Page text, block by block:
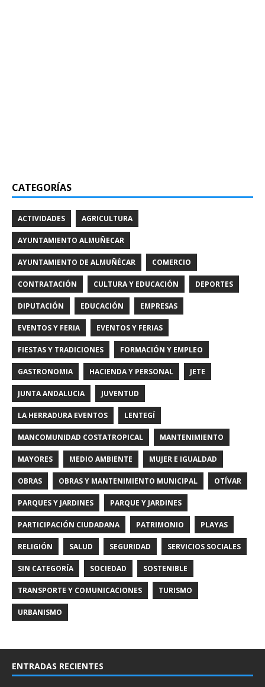
CATEGORÍAS
ACTIVIDADES AGRICULTURA
AYUNTAMIENTO ALMUÑECAR
AYUNTAMIENTO DE ALMUÑÉCAR COMERCIO
CONTRATACIÓN CULTURA Y EDUCACIÓN DEPORTES
DIPUTACIÓN EDUCACIÓN EMPRESAS
EVENTOS Y FERIA EVENTOS Y FERIAS
FIESTAS Y TRADICIONES FORMACIÓN Y EMPLEO
GASTRONOMIA HACIENDA Y PERSONAL JETE
JUNTA ANDALUCIA JUVENTUD
LA HERRADURA EVENTOS LENTEGÍ
MANCOMUNIDAD COSTATROPICAL MANTENIMIENTO
MAYORES MEDIO AMBIENTE MUJER E IGUALDAD
OBRAS OBRAS Y MANTENIMIENTO MUNICIPAL OTÍVAR
PARQUES Y JARDINES PARQUE Y JARDINES
PARTICIPACIÓN CIUDADANA PATRIMONIO PLAYAS
RELIGIÓN SALUD SEGURIDAD SERVICIOS SOCIALES
SIN CATEGORÍA SOCIEDAD SOSTENIBLE
TRANSPORTE Y COMUNICACIONES TURISMO
URBANISMO
ENTRADAS RECIENTES